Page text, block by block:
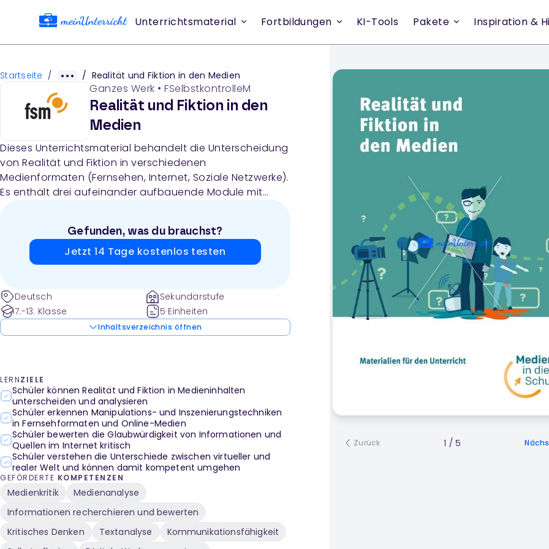
Unterrichtsmaterial Fortbildungen KI-Tools Pakete Inspiration &
Startseite / / Realität und Fiktion in den Medien
Ganzes Werk • FSelbstkontrolleM
Realität und Fiktion in den
Medien
Dieses Unterrichtsmaterial behandelt die Unterscheidung
von Realität und Fiktion in verschiedenen
Medienformaten (Fernsehen, Internet, Soziale Netzwerke).
Es enthält drei aufeinander aufbauende Module mit
Schülern.
Gefunden, was du brauchst?
Jetzt 14 Tage kostenlos testen
Deutsch
7.-13. Klasse
Sekundarstufe
5 Einheiten
Inhaltsverzeichnis öffnen
LERNZIELE
Schüler können Realität und Fiktion in Medieninhalten
unterscheiden und analysieren
Schüler erkennen Manipulations- und Inszenierungstechniken
in Fernsehformaten und Online-Medien
Schüler bewerten die Glaubwürdigkeit von Informationen und
Quellen im Internet kritisch
Schüler verstehen die Unterschiede zwischen virtueller und
realer Welt und können damit kompetent umgehen
GEFÖRDERTE KOMPETENZEN
Medienkritik
Medienanalyse
Informationen recherchieren und bewerten
Kritisches Denken
Textanalyse
Kommunikationsfähigkeit
Zurück 1 / 5